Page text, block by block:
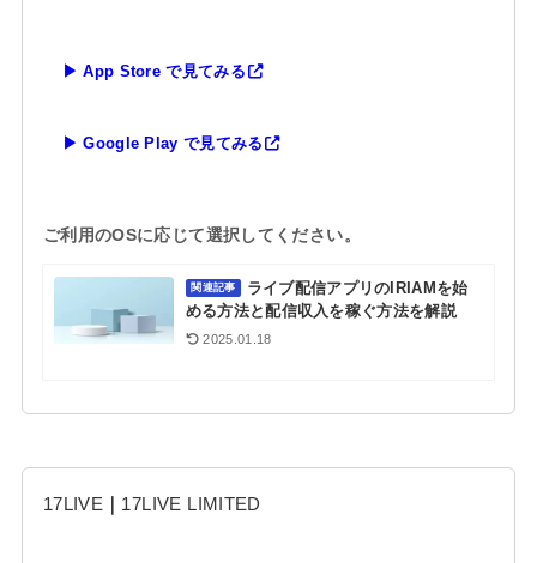
▶ App Store で見てみる
▶ Google Play で見てみる
ご利用のOSに応じて選択してください。
関連記事
ライブ配信アプリのIRIAMを始
める方法と配信収入を稼ぐ方法を解説
2025.01.18
17LIVE 17LIVE LIMITED